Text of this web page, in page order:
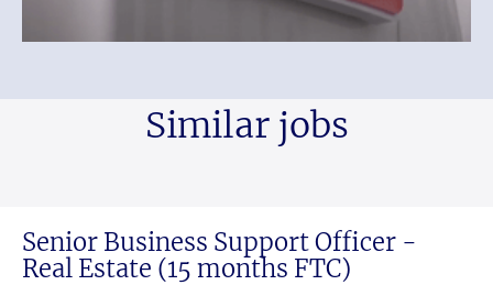
Similar jobs
Senior Business Support Officer -
Real Estate (15 months FTC)